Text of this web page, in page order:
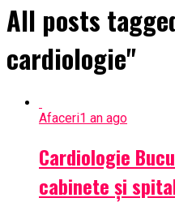
All posts
cardiologie"
Afaceri1 an ago
Cardiologie
cabinete și